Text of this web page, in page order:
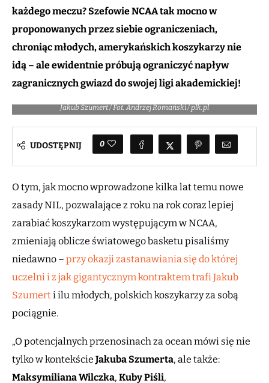
każdego meczu? Szefowie NCAA tak mocno w
proponowanych przez siebie ograniczeniach,
chroniąc młodych, amerykańskich koszykarzy nie
idą – ale ewidentnie próbują ograniczyć napływ
zagranicznych gwiazd do swojej ligi akademickiej!
Jakub Szumert / Fot. Andrzej Romański / plk.pl
UDOSTĘPNIJ 0
O tym, jak mocno wprowadzone kilka lat temu nowe
zasady NIL, pozwalające z roku na rok coraz lepiej
zarabiać koszykarzom występującym w NCAA,
zmieniają oblicze światowego basketu pisaliśmy
niedawno – przy okazji zastanawiania się do której
uczelni i z jak gigantycznym kontraktem trafi Jakub
Szumerti ilu młodych, polskich koszykarzy za sobą
pociągnie.
„O potencjalnych przenosinach za ocean mówi się nie
tylko w kontekście Jakuba Szumerta, ale także:
MaksymilianaWilczka, KubyPiśli,